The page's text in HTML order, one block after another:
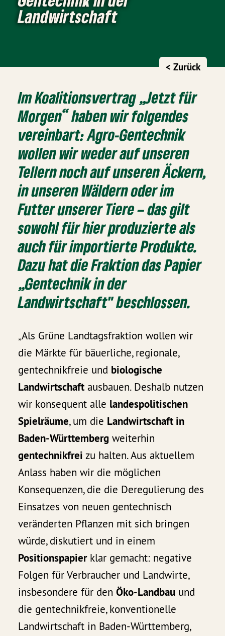
Landwirtschaft
< Zurück
Im Koalitionsvertrag „Jetzt für
Morgen“ haben wir folgendes
vereinbart:Agro-Gentechnik
wollen wir weder auf unseren
Tellern noch auf unseren Äckern,
in unseren Wäldern oder im
Futter unserer Tiere – das gilt
sowohl für hier produzierte als
auch für importierte Produkte.
Dazu hat die Fraktion das Papier
„Gentechnik in der
Landwirtschaft" beschlossen.
„Als Grüne Landtagsfraktion wollen wir
die Märkte für bäuerliche, regionale,
gentechnikfreie und biologische
Landwirtschaft ausbauen. Deshalb nutzen
wir konsequent alle landespolitischen
Spielräume, um die Landwirtschaft in
Baden-Württemberg weiterhin
gentechnikfrei zu halten. Aus aktuellem
Anlass haben wir die möglichen
Konsequenzen, die die Deregulierung des
Einsatzes von neuen gentechnisch
veränderten Pflanzen mit sich bringen
würde, diskutiert und in einem
Positionspapierklar gemacht: negative
Folgen für Verbraucher und Landwirte,
insbesondere für denÖko-Landbau und
die gentechnikfreie, konventionelle
Landwirtschaft in Baden-Württemberg,